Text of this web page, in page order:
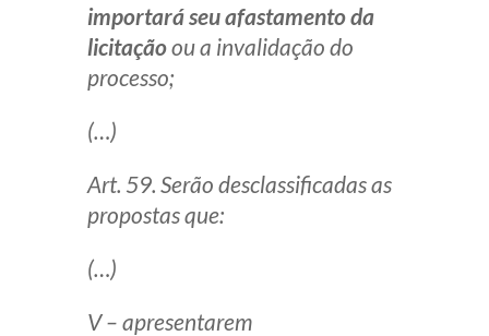
importará seu afastamento da
licitaçãoou a invalidação do
processo;
(…)
Art. 59. Serão desclassificadas as
propostas que:
(…)
V – apresentarem